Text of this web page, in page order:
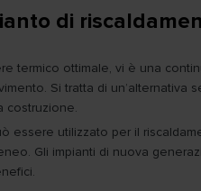
di
termico ottimale, vi è una
Si tratta di
costruzione.
essere utilizzato per il
Gli impianti di nuova